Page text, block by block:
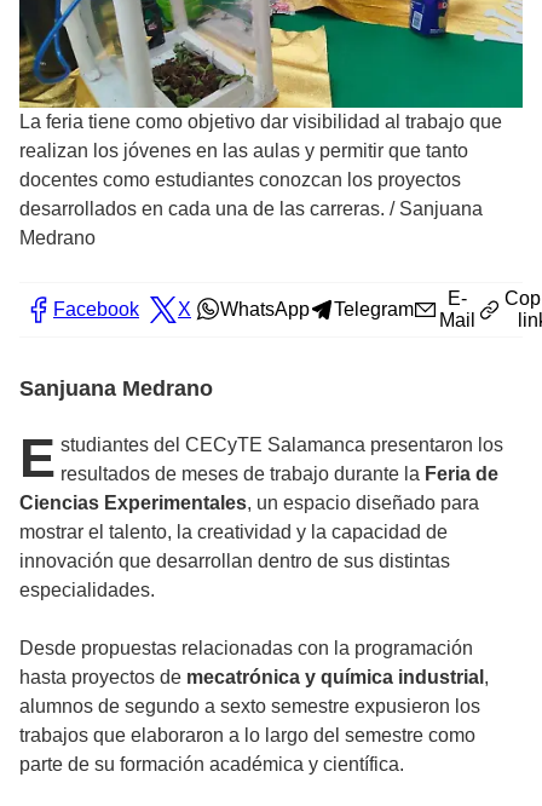
La feria tiene como objetivo dar visibilidad al trabajo que
realizan los jóvenes en las aulas y permitir que tanto
docentes como estudiantes conozcan los proyectos
desarrollados en cada una de las carreras. / Sanjuana
Medrano
Facebook X WhatsApp Telegram
E-
Mail
Sanjuana Medrano
E studiantes del CECyTE Salamanca presentaron los
resultados de meses de trabajo durante la Feria de
Ciencias Experimentales, un espacio diseñado para
mostrar el talento, la creatividad y la capacidad de
innovación que desarrollan dentro de sus distintas
especialidades.
Desde propuestas relacionadas con la programación
hasta proyectos de mecatrónica y química industrial ,
alumnos de segundo a sexto semestre expusieron los
trabajos que elaboraron a lo largo del semestre como
parte de su formación académica y científica.